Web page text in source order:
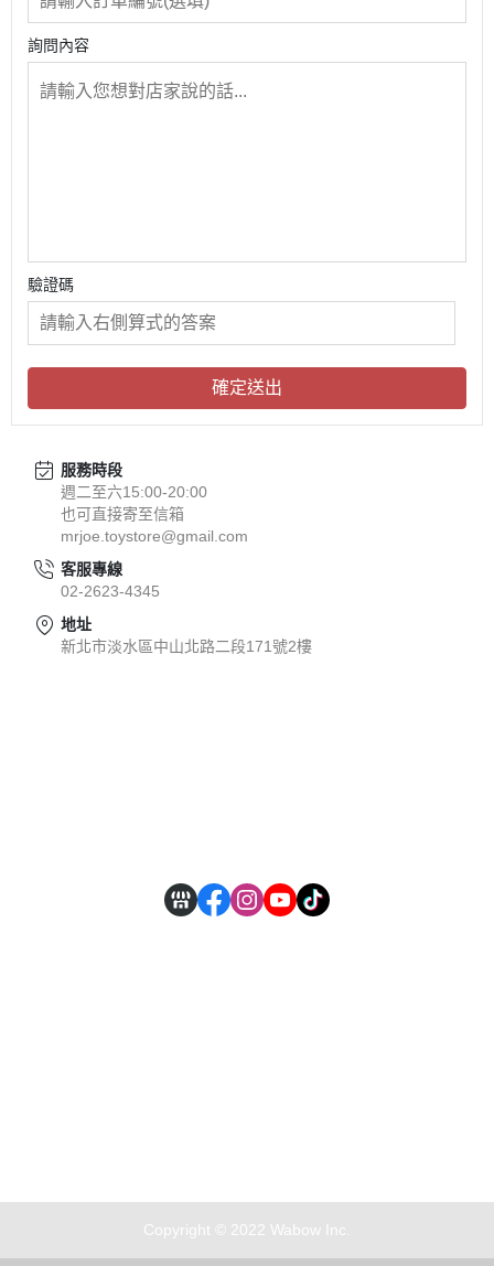
詢問內容
驗證碼
確定送出
服務時段
週二至六15:00-20:00
也可直接寄至信箱
mrjoe.toystore@gmail.com
客服專線
02-2623-4345
地址
新北市淡水區中山北路二段171號2樓
Copyright © 2022 Wabow Inc.